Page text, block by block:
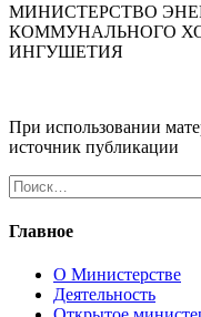
МИНИСТЕРСТВО
КОММУНАЛЬНОГО
ИНГУШЕТИЯ
При использовании
источник публикации
Найти:
Главное
О Министерстве
Деятельность